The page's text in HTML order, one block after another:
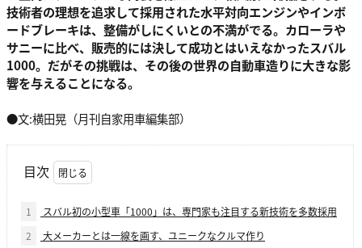
技術者の理想を追求して採用された水平対向エンジンやインボ
ードブレーキは、整備がしにくいとの不満がでる。カローラや
サニーに比べ、販売的には決して成功とはいえなかったスバル
1000。だがその挑戦は、その後の世界の自動車造りに大きな影
響を与えることになる。
●文:横田晃（月刊自家用車編集部）
目次
1
スバル初の小型車「1000」は、専門家も注目する新技術を多数採用
2
大メーカーとは一線を画す、ユニークなクルマ作り